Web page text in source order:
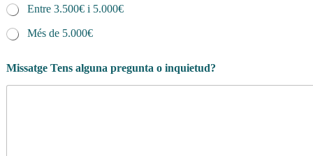
Entre 3.500€ i 5.000€
Més de 5.000€
Missatge Tens alguna pregunta o inquietud?